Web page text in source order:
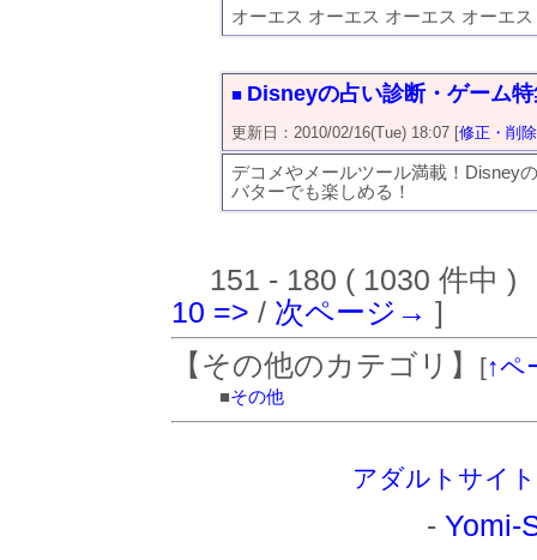
オーエス オーエス オーエス オーエス
■ Disneyの占い診断・ゲーム
更新日：2010/02/16(Tue) 18:07 [修正・削除
デコメやメールツール満載！Disney
バターでも楽しめる！
151 - 180 ( 1030 件中
10 => / 次ページ→ ]
【その他のカテゴリ】
[↑ペ
■その他
アダルトサイ
- Yomi-